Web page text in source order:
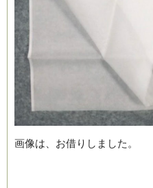
画像は、お借りしました。